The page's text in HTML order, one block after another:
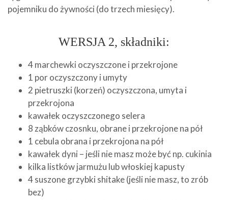
pojemniku do żywności (do trzech miesięcy).
WERSJA 2, składniki:
4 marchewki oczyszczone i przekrojone
1 por oczyszczony i umyty
2 pietruszki (korzeń) oczyszczona, umyta i
przekrojona
kawałek oczyszczonego selera
8 ząbków czosnku, obrane i przekrojone na pół
1 cebula obrana i przekrojona na pół
kawałek dyni – jeśli nie masz może być np. cukinia
kilka listków jarmużu lub włoskiej kapusty
4 suszone grzybki shitake (jeśli nie masz, to zrób
bez)